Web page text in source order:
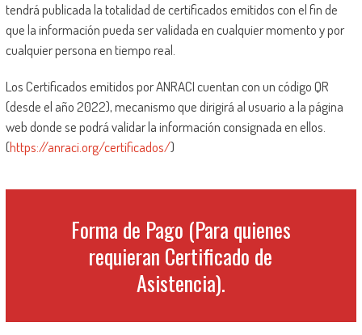
tendrá publicada la totalidad de certificados emitidos con el fin de
que la información pueda ser validada en cualquier momento y por
cualquier persona en tiempo real.
Los Certificados emitidos por ANRACI cuentan con un código QR
(desde el año 2022), mecanismo que dirigirá al usuario a la página
web donde se podrá validar la información consignada en ellos.
(https://anraci.org/certificados/)
Forma de Pago (Para quienes
requieran Certificado de
Asistencia).